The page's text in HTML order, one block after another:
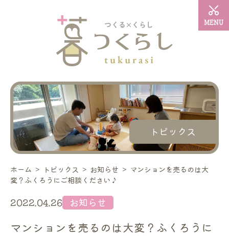
MENU
トピックス
ホーム ＞ トピックス ＞ お知らせ ＞ マンションを売るのは大
変？ふくろうにご相談ください♪
2022.04.26 お知らせ
マンションを売るのは大変？ふくろうに